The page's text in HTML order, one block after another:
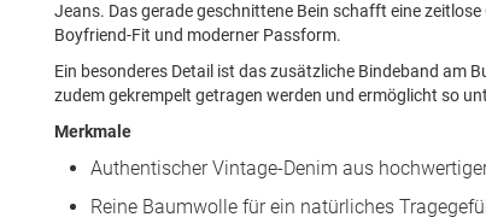
Jeans. Das gerade geschnittene Bein schafft eine
Boyfriend-Fit und moderner Passform.
Ein besonderes Detail ist das zusätzliche Bindeband am
zudem gekrempelt getragen werden und ermöglicht so
Merkmale
Authentischer Vintage-Denim aus
Reine Baumwolle für ein natürliches